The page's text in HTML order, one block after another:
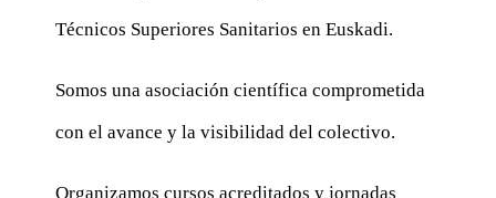
Técnicos Superiores Sanitarios en Euskadi.
Somos una asociación científica comprometida
con el avance y la visibilidad del colectivo.
Organizamos cursos acreditados y jornadas